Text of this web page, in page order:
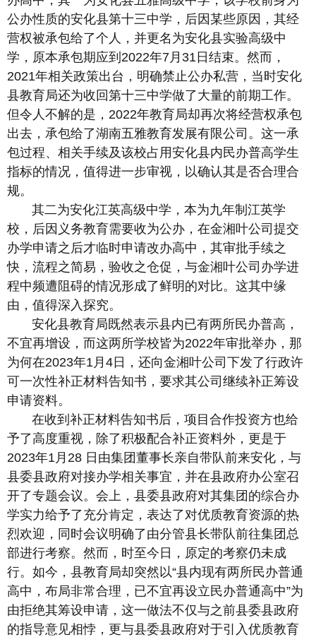
公办性质的安化县第十三中学，后因某些原因，其经
营权被承包给了个人，并更名为安化县实验高级中
学，原本承包期应到2022年7月31日结束。然而，
2021年相关政策出台，明确禁止公办私营，当时安化
县教育局还为收回第十三中学做了大量的前期工作。
但令人不解的是，2022年教育局却再次将经营权承包
出去，承包给了湖南五雅教育发展有限公司。这一承
包过程、相关手续及该校占用安化县内民办普高学生
指标的情况，值得进一步审视，以确认其是否合理合
规。
其二为安化江英高级中学，本为九年制江英学
校，后因义务教育需要收为公办，在金湘叶公司提交
办学申请之后才临时申请改办高中，其审批手续之
快，流程之简易，验收之仓促，与金湘叶公司办学进
程中频遭阻碍的情况形成了鲜明的对比。这其中缘
由，值得深入探究。
安化县教育局既然表示县内已有两所民办普高，
不宜再增设，而这两所学校皆为2022年审批举办，那
为何在2023年1月4日，还向金湘叶公司下发了行政许
可一次性补正材料告知书，要求其公司继续补正筹设
申请资料。
在收到补正材料告知书后，项目合作投资方也给
予了高度重视，除了积极配合补正资料外，更是于
2023年1月28 日由集团董事长亲自带队前来安化，与
县委县政府对接办学相关事宜，并在县政府办公室召
开了专题会议。会上，县委县政府对其集团的综合办
学实力给予了充分肯定，表达了对优质教育资源的热
烈欢迎，同时会议明确了由分管县长带队前往集团总
部进行考察。然而，时至今日，原定的考察仍未成
行。如今，县教育局却突然以“县内现有两所民办普通
高中，布局非常合理，已不宜再设立民办普通高中”为
由拒绝其筹设申请，这一做法不仅与之前县委县政府
的指导意见相悖，更与县委县政府对于引入优质教育